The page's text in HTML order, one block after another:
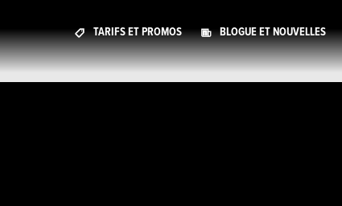
TARIFS ET PROMOS BLOGUE ET NOUVELLES